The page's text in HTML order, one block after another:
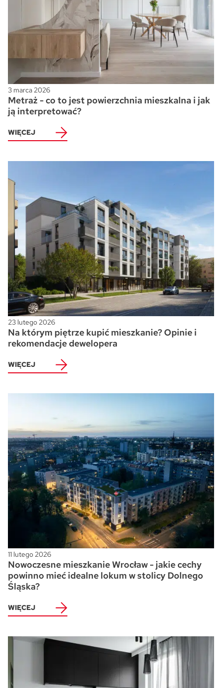
3 marca 2026
Metraż - co to jest powierzchnia mieszkalna i jak
ją interpretować?
WIĘCEJ
23 lutego 2026
Na którym piętrze kupić mieszkanie? Opinie i
rekomendacje dewelopera
WIĘCEJ
11 lutego 2026
Nowoczesne mieszkanie Wrocław - jakie cechy
powinno mieć idealne lokum w stolicy Dolnego
Śląska?
WIĘCEJ